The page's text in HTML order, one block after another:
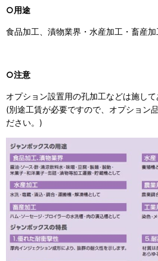
○用途
食品加工、漬物業界・水産加工・畜産
○注意
オプション設置用の孔加工などは施して
(別途工賃が必要ですので、オプション
ださい。)